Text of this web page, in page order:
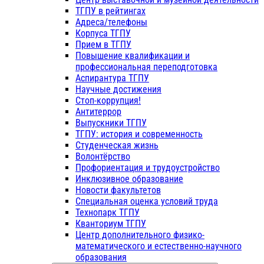
ТГПУ в рейтингах
Адреса/телефоны
Корпуса ТГПУ
Прием в ТГПУ
Повышение квалификации и
профессиональная переподготовка
Аспирантура ТГПУ
Научные достижения
Стоп-коррупция!
Антитеррор
Выпускники ТГПУ
ТГПУ: история и современность
Студенческая жизнь
Волонтёрство
Профориентация и трудоустройство
Инклюзивное образование
Новости факультетов
Специальная оценка условий труда
Технопарк ТГПУ
Кванториум ТГПУ
Центр дополнительного физико-
математического и естественно-научного
образования